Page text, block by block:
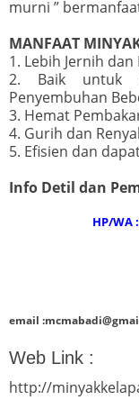
murni ”
MANFAAT
1. Lebih Jernih dan
2. Baik untuk
Penyembuhan
3. Hemat
4. Gurih dan
5. Efisien dan
Info Detil dan
HP/WA
email
Web Link :
http://